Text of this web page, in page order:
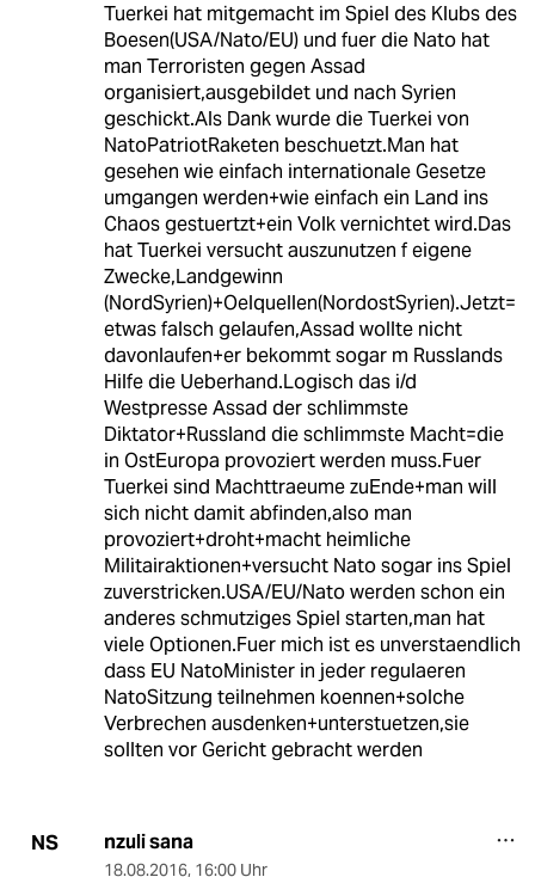
Tuerkei hat mitgemacht im Spiel des Klubs des
Boesen(USA/Nato/EU) und fuer die Nato hat
man Terroristen gegen Assad
organisiert,ausgebildet und nach Syrien
geschickt.Als Dank wurde die Tuerkei von
NatoPatriotRaketen beschuetzt.Man hat
gesehen wie einfach internationale Gesetze
umgangen werden+wie einfach ein Land ins
Chaos gestuertzt+ein Volk vernichtet wird.Das
hat Tuerkei versucht auszunutzen f eigene
Zwecke,Landgewinn
(NordSyrien)+Oelquellen(NordostSyrien).Jetzt=
etwas falsch gelaufen,Assad wollte nicht
davonlaufen+er bekommt sogar m Russlands
Hilfe die Ueberhand.Logisch das i/d
Westpresse Assad der schlimmste
Diktator+Russland die schlimmste Macht=die
in OstEuropa provoziert werden muss.Fuer
Tuerkei sind Machttraeume zuEnde+man will
sich nicht damit abfinden,also man
provoziert+droht+macht heimliche
Militairaktionen+versucht Nato sogar ins Spiel
zuverstricken.USA/EU/Nato werden schon ein
anderes schmutziges Spiel starten,man hat
viele Optionen.Fuer mich ist es unverstaendlich
dass EU NatoMinister in jeder regulaeren
NatoSitzung teilnehmen koennen+solche
Verbrechen ausdenken+unterstuetzen,sie
sollten vor Gericht gebracht werden
NS nzuli sana
18.08.2016, 16:00 Uhr